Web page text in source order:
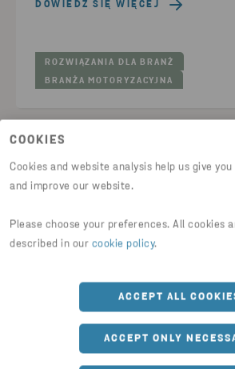
COOKIES
Cookies and website analysis help us give
and improve our website.
Please choose your preferences. All cookies
described in our cookie policy.
ACCEPT ALL
ACCEPT ONLY
DOWIEDZ SIĘ WIĘCEJ
ROZWIĄZANIA DLA BRANŻ
BRANŻA MOTORYZACYJNA
Skalowanie innowacyjnych